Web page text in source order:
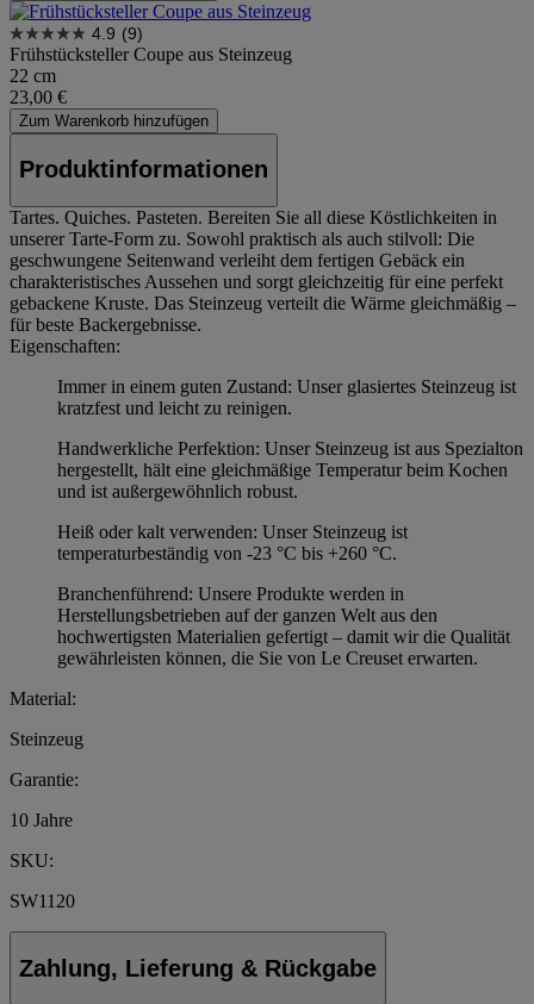
4.9 (9)
Frühstücksteller Coupe aus Steinzeug
22 cm
23,00 €
Zum Warenkorb hinzufügen
Produktinformationen
Tartes. Quiches. Pasteten. Bereiten Sie all diese Köstlichkeiten in
unserer Tarte-Form zu. Sowohl praktisch als auch stilvoll: Die
geschwungene Seitenwand verleiht dem fertigen Gebäck ein
charakteristisches Aussehen und sorgt gleichzeitig für eine perfekt
gebackene Kruste. Das Steinzeug verteilt die Wärme gleichmäßig –
für beste Backergebnisse.
Eigenschaften:
Immer in einem guten Zustand: Unser glasiertes Steinzeug ist
kratzfest und leicht zu reinigen.
Handwerkliche Perfektion: Unser Steinzeug ist aus Spezialton
hergestellt, hält eine gleichmäßige Temperatur beim Kochen
und ist außergewöhnlich robust.
Heiß oder kalt verwenden: Unser Steinzeug ist
temperaturbeständig von -23 °C bis +260 °C.
Branchenführend: Unsere Produkte werden in
Herstellungsbetrieben auf der ganzen Welt aus den
hochwertigsten Materialien gefertigt – damit wir die Qualität
gewährleisten können, die Sie von Le Creuset erwarten.
Material:
Steinzeug
Garantie:
10 Jahre
SKU:
SW1120
Zahlung, Lieferung & Rückgabe